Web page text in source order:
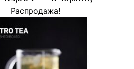
цена
750,00 ₽.
цена:
Распродажа!